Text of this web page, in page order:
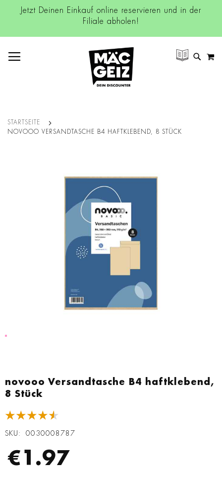
Jetzt Deinen Einkauf online reservieren und in der
Filiale abholen!
SUCHE
STARTSEITE
NOVOOO VERSANDTASCHE B4 HAFTKLEBEND, 8 STÜCK
novooo Versandtasche B4 haftklebend,
8 Stück
★★★★★
SKU 0030008787
€1.97
Anfang
der
springen